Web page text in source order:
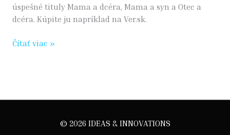
úspešné tituly Mama a dcéra, Mama a syn a Otec a
dcéra. Kúpite ju napríklad na Ver.sk.
Čítať viac »
© 2026 IDEAS & INNOVATIONS